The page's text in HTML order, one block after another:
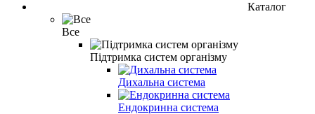
Каталог
Все
Підтримка систем організму
Дихальна система
Ендокринна система